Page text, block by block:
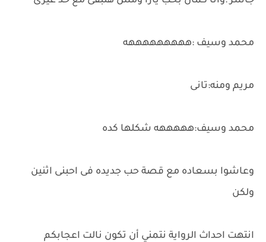
محمد وسيف :هههههههههه
مريم ومنه:تانى
محمد وسيف:هههههه شكلها كده
وعاشوا بسعاده مع قصة حب جديده فى احبنى اثنين
ولكن
انتهت احداث الرواية نتمني أن تكون نالت اعجابكم